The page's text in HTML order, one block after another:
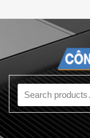
Search for: